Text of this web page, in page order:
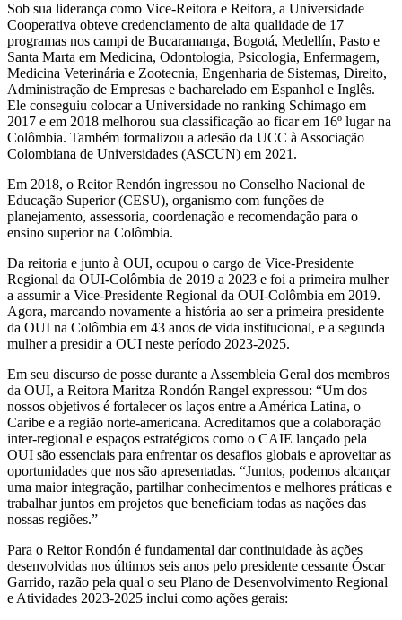
Sob sua liderança como Vice-Reitora e Reitora, a Universidade
Cooperativa obteve credenciamento de alta qualidade de 17
programas nos campi de Bucaramanga, Bogotá, Medellín, Pasto e
Santa Marta em Medicina, Odontologia, Psicologia, Enfermagem,
Medicina Veterinária e Zootecnia, Engenharia de Sistemas, Direito,
Administração de Empresas e bacharelado em Espanhol e Inglês.
Ele conseguiu colocar a Universidade no ranking Schimago em
2017 e em 2018 melhorou sua classificação ao ficar em 16º lugar na
Colômbia. Também formalizou a adesão da UCC à Associação
Colombiana de Universidades (ASCUN) em 2021.
Em 2018, o Reitor Rendón ingressou no Conselho Nacional de
Educação Superior (CESU), organismo com funções de
planejamento, assessoria, coordenação e recomendação para o
ensino superior na Colômbia.
Da reitoria e junto à OUI, ocupou o cargo de Vice-Presidente
Regional da OUI-Colômbia de 2019 a 2023 e foi a primeira mulher
a assumir a Vice-Presidente Regional da OUI-Colômbia em 2019.
Agora, marcando novamente a história ao ser a primeira presidente
da OUI na Colômbia em 43 anos de vida institucional, e a segunda
mulher a presidir a OUI neste período 2023-2025.
Em seu discurso de posse durante a Assembleia Geral dos membros
da OUI, a Reitora Maritza Rondón Rangel expressou: “Um dos
nossos objetivos é fortalecer os laços entre a América Latina, o
Caribe e a região norte-americana. Acreditamos que a colaboração
inter-regional e espaços estratégicos como o CAIE lançado pela
OUI são essenciais para enfrentar os desafios globais e aproveitar as
oportunidades que nos são apresentadas. “Juntos, podemos alcançar
uma maior integração, partilhar conhecimentos e melhores práticas e
trabalhar juntos em projetos que beneficiam todas as nações das
nossas regiões.”
Para o Reitor Rondón é fundamental dar continuidade às ações
desenvolvidas nos últimos seis anos pelo presidente cessante Óscar
Garrido, razão pela qual o seu Plano de Desenvolvimento Regional
e Atividades 2023-2025 inclui como ações gerais: